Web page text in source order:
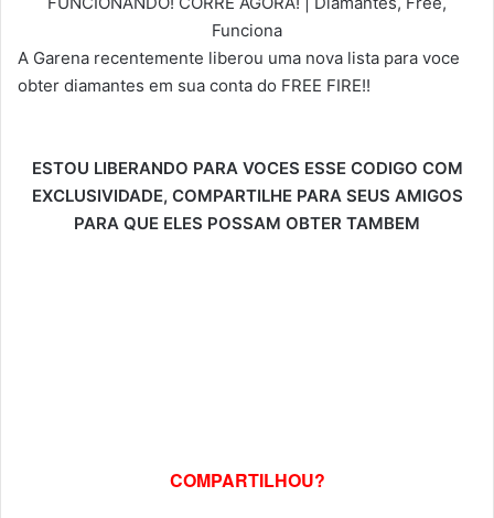
A Garena recentemente liberou uma nova lista para voce
obter diamantes em sua conta do FREE FIRE!!
ESTOU LIBERANDO PARA VOCES ESSE CODIGO COM
EXCLUSIVIDADE, COMPARTILHE PARA SEUS AMIGOS
PARA QUE ELES POSSAM OBTER TAMBEM
COMPARTILHOU?